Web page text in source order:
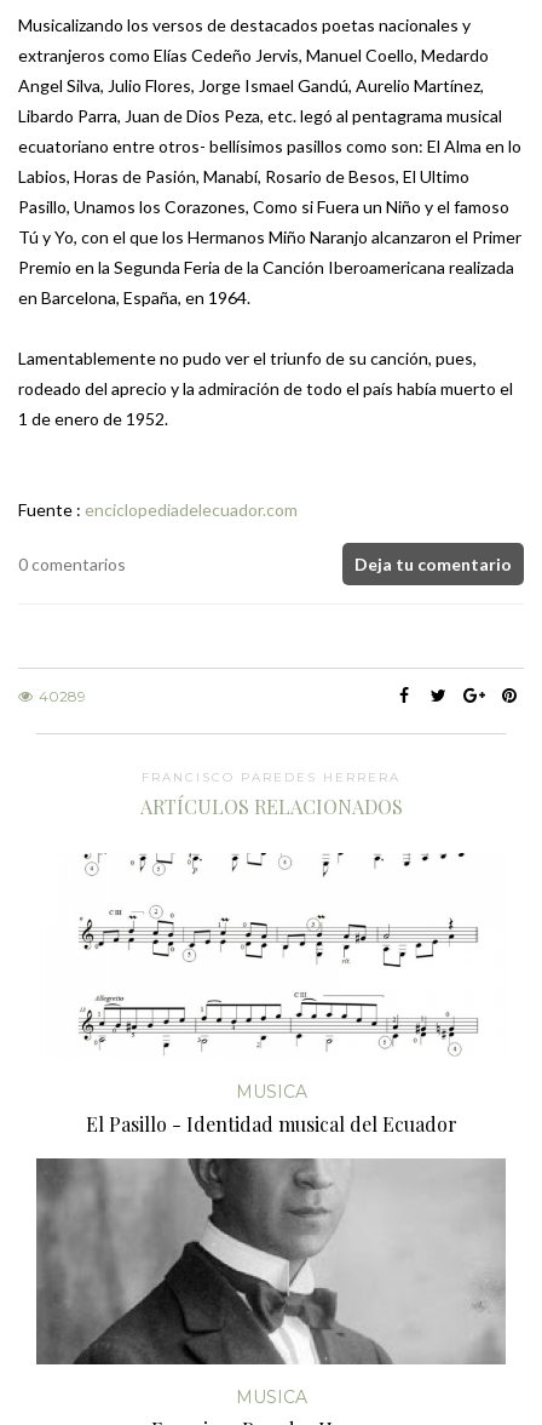
Musicalizando los versos de destacados poetas nacionales y
extranjeros como Elías Cedeño Jervis, Manuel Coello, Medardo
Angel Silva, Julio Flores, Jorge Ismael Gandú, Aurelio Martínez,
Libardo Parra, Juan de Dios Peza, etc. legó al pentagrama musical
ecuatoriano entre otros- bellísimos pasillos como son: El Alma en lo
Labios, Horas de Pasión, Manabí, Rosario de Besos, El Ultimo
Pasillo, Unamos los Corazones, Como si Fuera un Niño y el famoso
Tú y Yo, con el que los Hermanos Miño Naranjo alcanzaron el Primer
Premio en la Segunda Feria de la Canción Iberoamericana realizada
en Barcelona, España, en 1964.
Lamentablemente no pudo ver el triunfo de su canción, pues,
rodeado del aprecio y la admiración de todo el país había muerto el
1 de enero de 1952.
Fuente : enciclopediadelecuador.com
0 comentarios Deja tu comentario
40289
FRANCISCO PAREDES HERRERA
ARTÍCULOS RELACIONADOS
MUSICA
El Pasillo - Identidad musical del Ecuador
MUSICA